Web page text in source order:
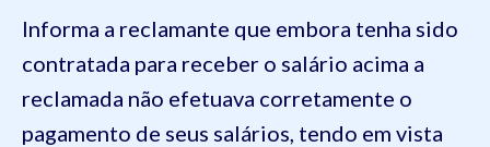
Informa a reclamante que embora tenha sido
contratada para receber o salário acima a
reclamada não efetuava corretamente o
pagamento de seus salários, tendo em vista